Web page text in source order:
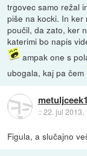
trgovec samo režal
piše na kocki. In ker
poučil, da zato, ker
katerimi bo napis
ampak one s
ubogala, kaj pa čem
::22. jul 2013,
Figula, a slučajno